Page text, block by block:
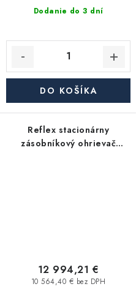
Dodanie do 3 dní
DO KOŠÍKA
Reflex stacionárny
zásobníkový ohrievač
10 564,40 € bez DPH
12 994,21 €